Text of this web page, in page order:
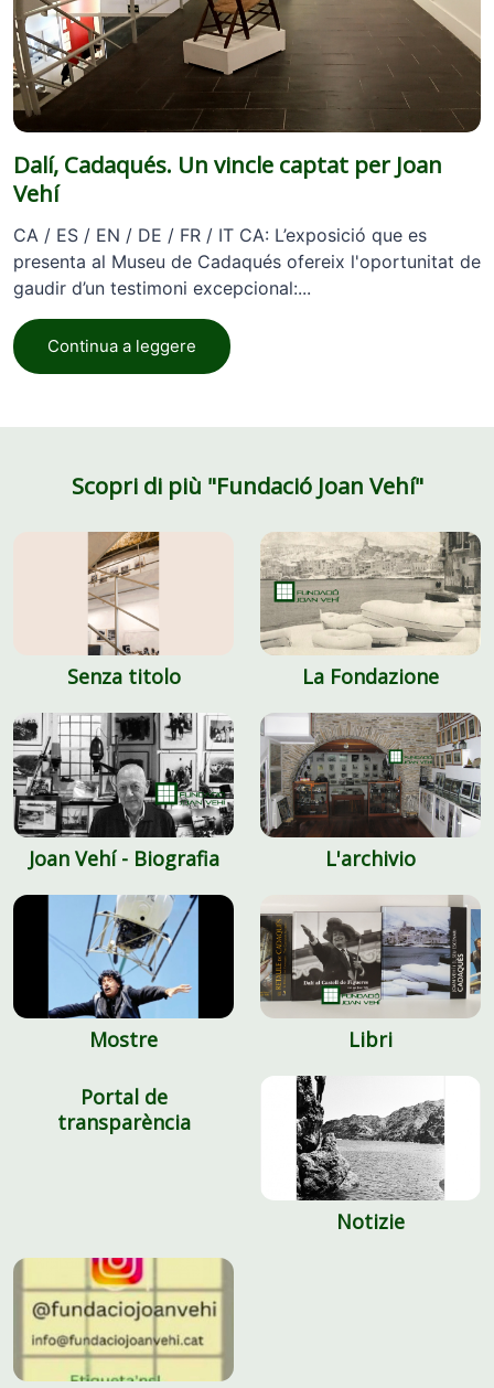
Dalí, Cadaqués. Un vincle captat per Joan
Vehí
CA / ES / EN / DE / FR / IT CA: L’exposició que es
presenta al Museu de Cadaqués ofereix l'oportunitat de
gaudir d’un testimoni excepcional:...
Continua a leggere
Scopri di più "Fundació Joan Vehí"
Senza titolo La Fondazione
Joan Vehí - Biografia L'archivio
Mostre Libri
Portal de
transparència
Notizie